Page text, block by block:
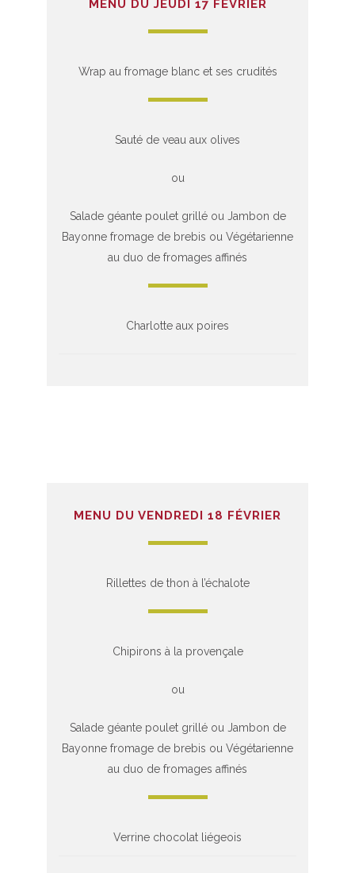
MENU DU JEUDI 17 FÉVRIER
Wrap au fromage blanc et ses crudités
Sauté de veau aux olives
ou
Salade géante poulet grillé ou Jambon de
Bayonne fromage de brebis ou Végétarienne
au duo de fromages affinés
Charlotte aux poires
MENU DU VENDREDI 18 FÉVRIER
Rillettes de thon à l’échalote
Chipirons à la provençale
ou
Salade géante poulet grillé ou Jambon de
Bayonne fromage de brebis ou Végétarienne
au duo de fromages affinés
Verrine chocolat liégeois